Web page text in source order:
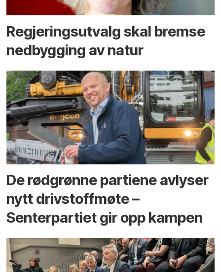
Regjerings­utvalg skal bremse
ned­bygging av natur
De rødgrønne partiene avlyser
nytt drivstoffmøte –
Senterpartiet gir opp kampen